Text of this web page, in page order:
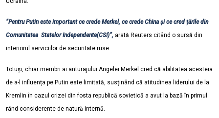
”Pentru Putin este important ce crede Merkel, ce crede China și ce cred țările din
Comunitatea Statelor Independente(CSI)”, arată Reuters citând o sursă din
interiorul serviciilor de securitate ruse.
Totuși, chiar membri ai anturajului Angelei Merkel cred că abilitatea acesteia
de a-l influența pe Putin este limitată, susținând că atitudinea liderului de la
Kremlin în cazul crizei din fosta republică sovietică a avut la bază în primul
rând considerente de natură internă.